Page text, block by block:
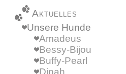
Aktuelles
Unsere Hunde
Amadeus
Bessy-Bijou
Buffy-Pearl